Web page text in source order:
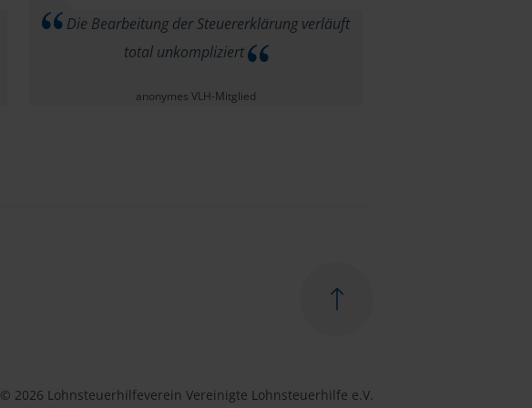
Die Bearbeitung der Steuererklärung verläuft
total unkompliziert
anonymes VLH-Mitglied
© 2026 Lohnsteuerhilfeverein Vereinigte Lohnsteuerhilfe e.V.